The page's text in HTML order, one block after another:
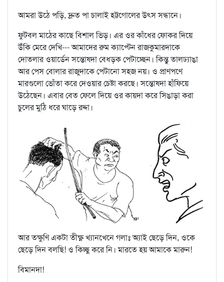
আমরা উঠে পড়ি, দ্রুত পা চালাই হট্টগোলের উৎস সন্ধানে।
ফুটবল মাঠের কাছে বিশাল ভিড়। এর ওর কাঁধের ফোকর দিয়ে
উঁকি মেরে দেখি--- আমাদের রুম ক্যাপ্টেন রাজকুমারদাকে
দোতলার ওয়ার্ডেন সন্তোষদা বেধড়ক পেটাচ্ছেন। কিন্তু তালঢ্যাঙা
আর পেস বোলার রাজুদাকে পেটানো সহজ নয়। ও প্রাণপণে
মারগুলো ভোঁতা করে দেওয়ার চেষ্টা করছে। সন্তোষদা হাঁফিয়ে
উঠেছেন। এবার বেত ফেলে দিয়ে ওর কায়দা করে সিঙাড়া করা
চুলের মুঠি ধরে ঘাড়ে রদ্দা।
আর তক্ষুণি একটা তীক্ষ্ণ খ্যানখেনে গলাঃ অ্যাই ছেড়ে দিন, ওকে
ছেড়ে দিন বলছি! ও কিচ্ছু করে নি। মারতে হয় আমাকে মারুন!
বিমানদা!